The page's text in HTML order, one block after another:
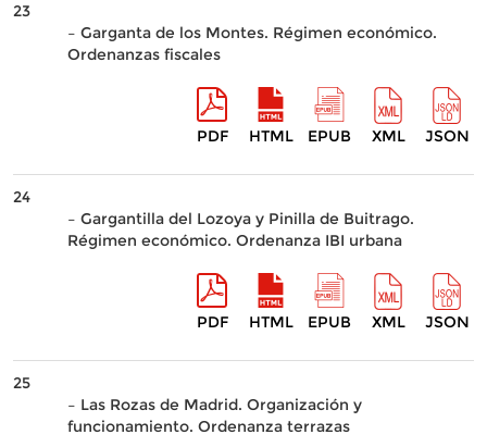
23
– Garganta de los Montes. Régimen económico.
Ordenanzas fiscales
PDF HTML EPUB XML JSON
24
– Gargantilla del Lozoya y Pinilla de Buitrago.
Régimen económico. Ordenanza IBI urbana
PDF HTML EPUB XML JSON
25
– Las Rozas de Madrid. Organización y
funcionamiento. Ordenanza terrazas